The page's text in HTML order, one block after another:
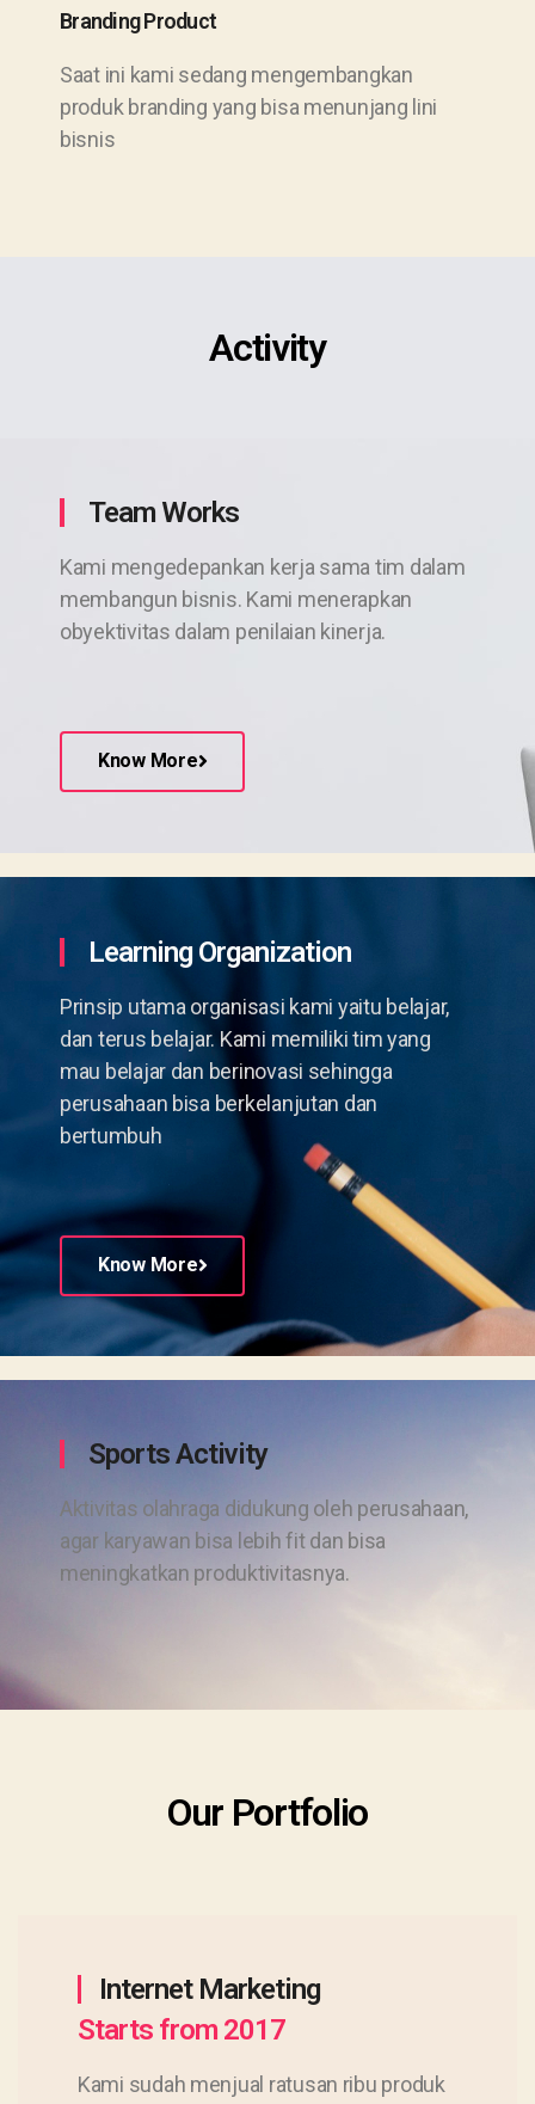
Branding Product
Saat ini kami sedang mengembangkan
produk branding yang bisa menunjang lini
bisnis
Activity
Team Works
Kami mengedepankan kerja sama tim dalam
membangun bisnis. Kami menerapkan
obyektivitas dalam penilaian kinerja.
Know More
Learning Organization
Prinsip utama organisasi kami yaitu belajar,
dan terus belajar. Kami memiliki tim yang
mau belajar dan berinovasi sehingga
perusahaan bisa berkelanjutan dan
bertumbuh
Know More
Sports Activity
Aktivitas olahraga didukung oleh perusahaan,
agar karyawan bisa lebih fit dan bisa
meningkatkan produktivitasnya.
Our Portfolio
Internet Marketing
Starts from 2017
Kami sudah menjual ratusan ribu produk